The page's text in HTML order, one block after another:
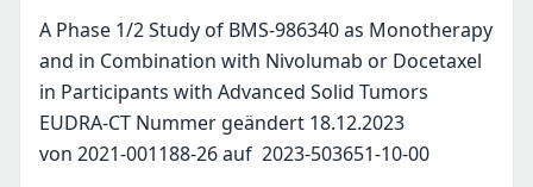
A Phase 1/2 Study of BMS-986340 as Monotherapy
and in Combination with Nivolumab or Docetaxel
in Participants with Advanced Solid Tumors
EUDRA-CT Nummer geändert 18.12.2023
von 2021-001188-26 auf 2023-503651-10-00